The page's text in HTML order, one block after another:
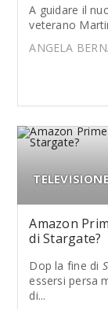
A guidare il
veterano
ANGELA
Amazon
di Stargate?
Dop la fine di
essersi persa
di...